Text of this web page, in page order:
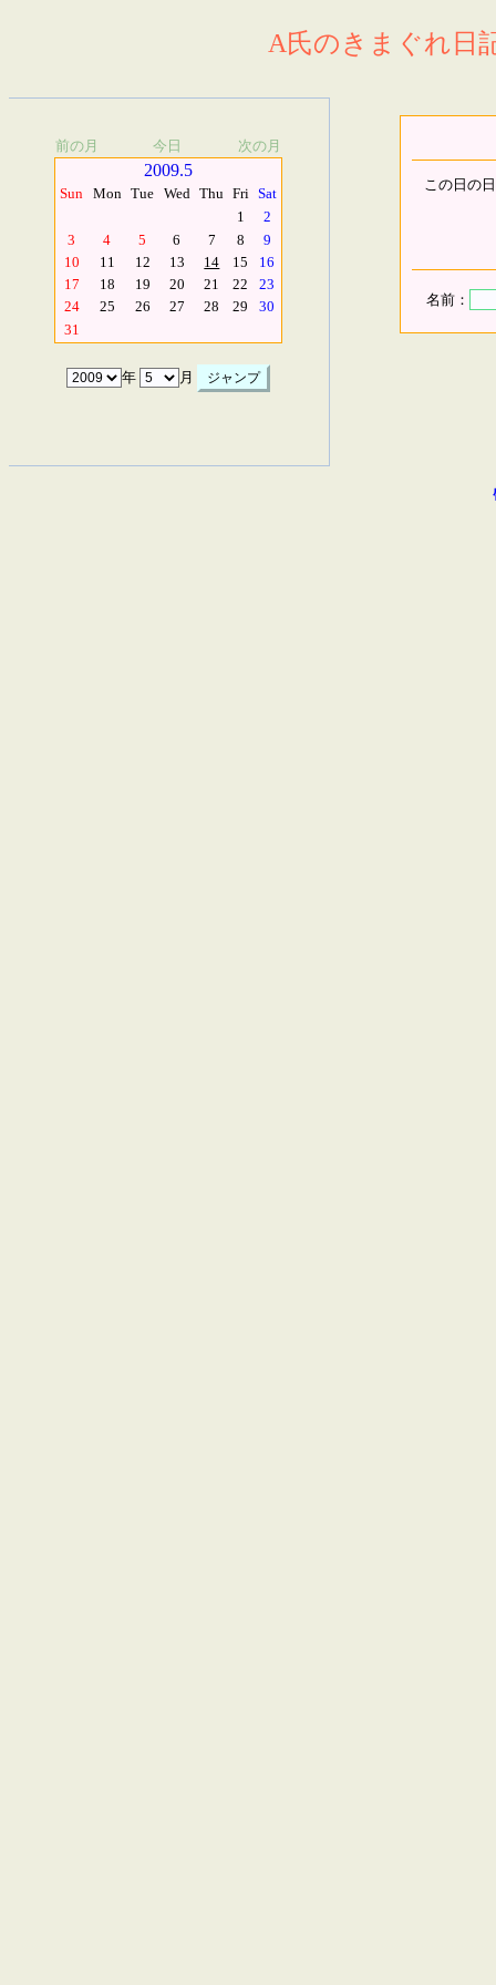
A氏のきまぐれ日
前の月 今日 次の月
2009.5
Sun Mon Tue Wed Thu Fri Sat
1
2
3
4 5 6 7 8
9
10
11 12 13 14 15
16
17
18 19 20 21 22
23
24
25 26 27 28 29
30
31
年 月
この日の
名前：